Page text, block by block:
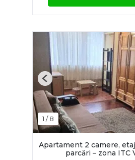
1 /8
Previous
Apartament 2 camere, etaj
parcări – zona ITC